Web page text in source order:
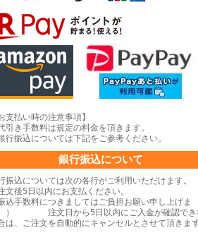
支払い時の注意事項】
引き手数料は規定の料金を頂きます。
行振込については下記をご参考ください。
銀行振込について
振込については次の各行がご利用いただけます。
文後5日以内にお支払ください。
振込手数料につきましてはご負担お願い申し上げま
） 注文日から5日以内にご入金が確認でき
は、 ご注文を自動的にキャンセルとさせて頂きます